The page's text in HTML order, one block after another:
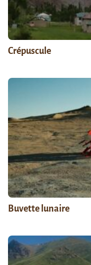
Crépuscule
Buvette lunaire